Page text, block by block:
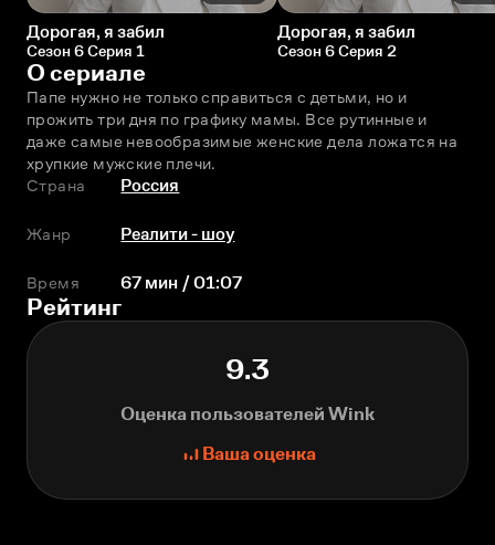
Дорогая, я забил
Сезон 6 Серия 1
Дорогая, я забил
Сезон 6 Серия 2
О сериале
Папе нужно не только справиться с детьми, но и
прожить три дня по графику мамы. Все рутинные и
даже самые невообразимые женские дела ложатся на
хрупкие мужские плечи.
Страна
Россия
Жанр Реалити - шоу
Время 67 мин / 01:07
Рейтинг
9.3
Оценка пользователей Wink
Ваша оценка